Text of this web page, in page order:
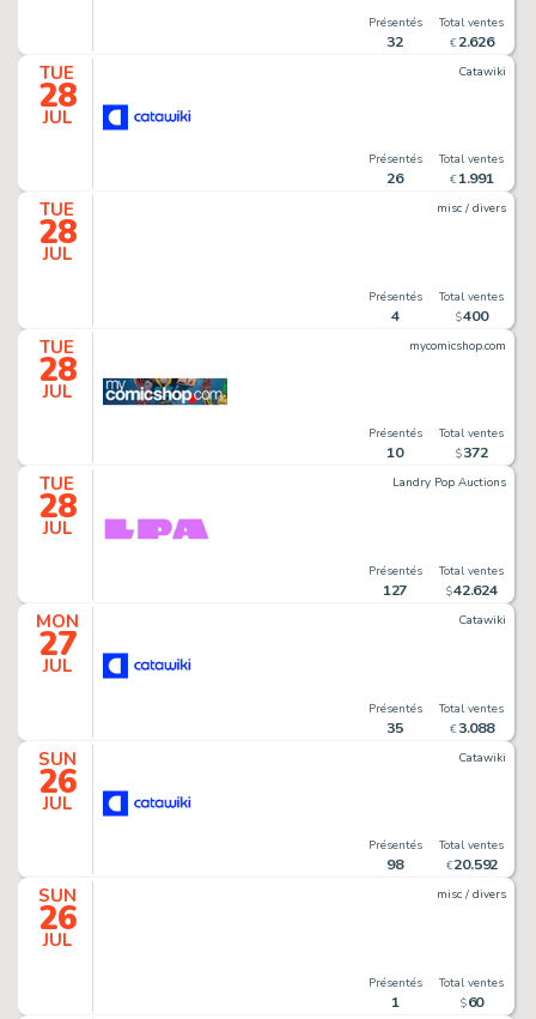
Présentés
32
Total ventes
€ 2.626
TUE
28
JUL
Catawiki
Présentés
26
Total ventes
€ 1.991
TUE
28
JUL
misc / divers
Présentés
4
Total ventes
$400
TUE
28
JUL
mycomicshop.com
Présentés
10
Total ventes
$372
TUE
28
JUL
Landry Pop Auctions
Présentés
127
Total ventes
$42.624
MON
27
JUL
Catawiki
Présentés
35
Total ventes
€ 3.088
SUN
26
JUL
Catawiki
Présentés
98
Total ventes
€20.592
SUN
26
JUL
misc / divers
Présentés
1
Total ventes
$ 60